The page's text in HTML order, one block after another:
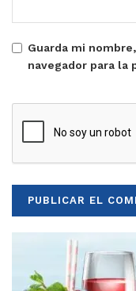
Guarda mi
navegador para la